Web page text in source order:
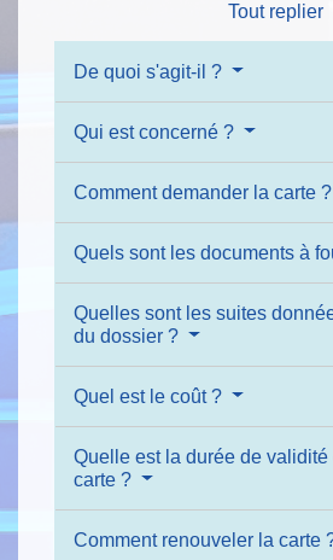
Tout replier
De quoi s'agit-il ?
Qui est concerné ?
Comment demander la carte ?
Quels sont les documents à
Quelles sont les suites
du dossier ?
Quel est le coût ?
Quelle est la durée de validité
carte ?
Comment renouveler la carte